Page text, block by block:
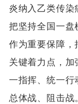
炎纳入乙类传
把坚持全国一
作为重要保障
关键着力点，
一指挥、统一行
总体战、阻击